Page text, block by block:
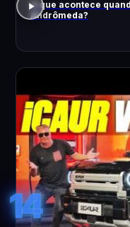
O que acontece
Andrômeda?
14